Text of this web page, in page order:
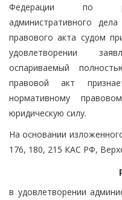
Федерации по
административного
правового акта судом
удовлетворении
оспариваемый
правовой акт
нормативному
юридическую силу.
На основании
176, 180, 215 КАС РФ,
в удовлетворении